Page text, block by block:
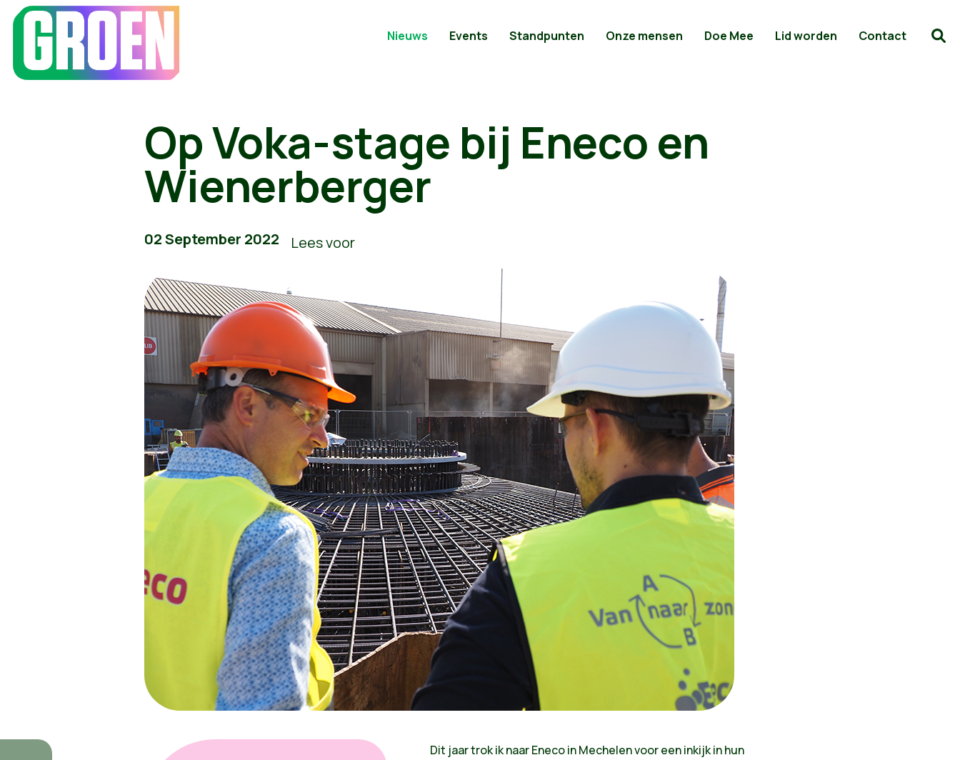
Nieuws Events Standpunten Onze mensen Doe Mee Lid worden Contact
Op Voka-stage bij Eneco en
Wienerberger
02 September 2022 Lees voor
Dit jaar trok ik naar Eneco in Mechelen voor een inkijk in hun